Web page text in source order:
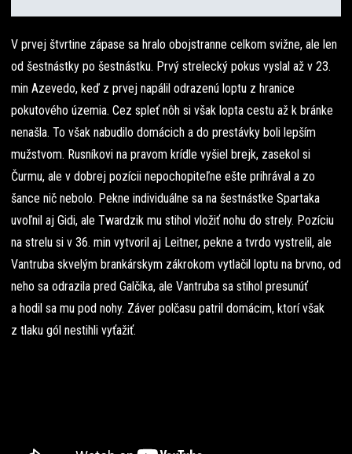
V prvej štvrtine zápase sa hralo obojstranne celkom svižne, ale len
od šestnástky po šestnástku. Prvý strelecký pokus vyslal až v 23.
min Azevedo, keď z prvej napálil odrazenú loptu z hranice
pokutového územia. Cez spleť nôh si však lopta cestu až k bránke
nenašla. To však nabudilo domácich a do prestávky boli lepším
mužstvom. Rusníkovi na pravom krídle vyšiel brejk, zasekol si
Čurmu, ale v dobrej pozícii nepochopiteľne ešte prihrával a zo
šance nič nebolo. Pekne individuálne sa na šestnástke Spartaka
uvoľnil aj Gidi, ale Twardzik mu stihol vložiť nohu do strely. Pozíciu
na strelu si v 36. min vytvoril aj Leitner, pekne a tvrdo vystrelil, ale
Vantruba skvelým brankárskym zákrokom vytlačil loptu na brvno, od
neho sa odrazila pred Galčíka, ale Vantruba sa stihol presunúť
a hodil sa mu pod nohy. Záver polčasu patril domácim, ktorí však
z tlaku gól nestihli vyťažiť.